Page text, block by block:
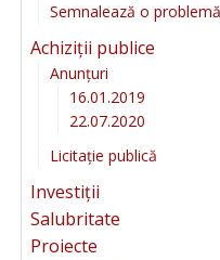
Semnalează o problemă
Achiziții publice
Anunțuri
16.01.2019
22.07.2020
Licitație publică
Investiții
Salubritate
Proiecte